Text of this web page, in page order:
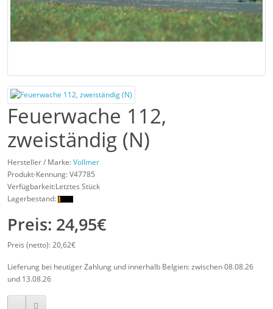
Feuerwache 112,
zweiständig (N)
Hersteller / Marke:Vollmer
Produkt-Kennung:V47785
Verfügbarkeit:Letztes Stück
Lagerbestand:
Preis: 24,95€
Preis (netto): 20,62€
Lieferung bei heutiger Zahlung und innerhalb Belgien: zwischen 08.08.26
und 13.08.26